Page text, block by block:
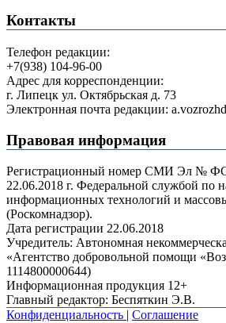
Контакты
Телефон редакции:
+7(938) 104-96-00
Адрес для корреспонденции:
г. Липецк ул. Октябрьская д. 73
Электронная почта редакции:
Правовая информация
Регистрационный номер СМИ Эл №
22.06.2018 г. Федеральной службой по
информационных технологий и
(Роскомнадзор).
Дата регистрации 22.06.2018
Учредитель: Автономная
«Агентство добровольной помощи
1114800000644)
Информационная продукция 12+
Главный редактор: Беспяткин Э.В.
Конфиденциальность | Соглашение